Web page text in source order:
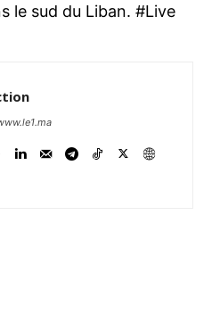
le sud du Liban. #Live